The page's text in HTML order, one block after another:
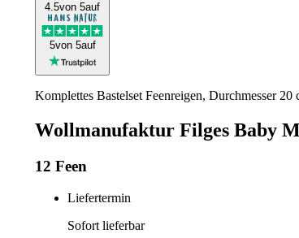
4.5von 5auf
5von 5auf
Komplettes Bastelset Feenreigen, Durchmesser
Wollmanufaktur Filges Baby
12 Feen
Liefertermin
Sofort lieferbar